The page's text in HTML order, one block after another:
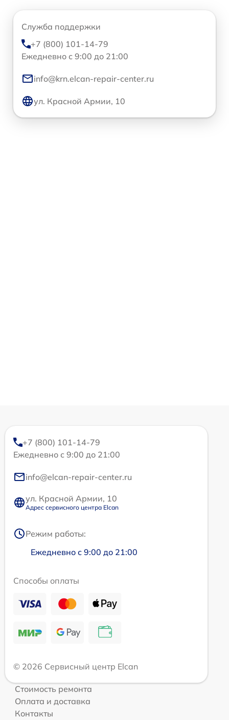
Служба поддержки
+7 (800) 101-14-79
Ежедневно с 9:00 до 21:00
info@krn.elcan-repair-center.ru
ул. Красной Армии, 10
+7 (800) 101-14-79
Ежедневно с 9:00 до 21:00
info@elcan-repair-center.ru
ул. Красной Армии, 10
Адрес сервисного центра Elcan
Режим работы:
Ежедневно с 9:00 до 21:00
Способы оплаты
© 2026 Сервисный центр Elcan
Стоимость ремонта
Оплата и доставка
Контакты